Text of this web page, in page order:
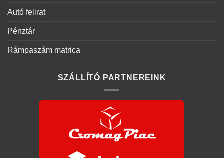
Autó felirat
Pénztár
Rámpaszám matrica
SZÁLLÍTÓ PARTNEREINK